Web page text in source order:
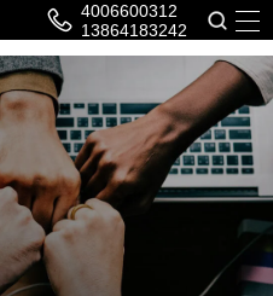
4006600312
13864183242